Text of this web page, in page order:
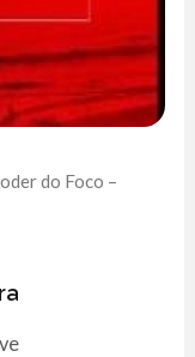
do Foco –